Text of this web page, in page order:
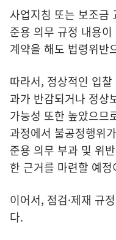
사업지침 또는 보조금
준용 의무 규정 내용
계약을 해도 법령위반
따라서, 정상적인 입
과가 반감되거나 정상
가능성 또한 높았으므
과정에서 불공정행위
준용 의무 부과 및 위
한 근거를 마련할 예정
이어서, 점검·제재 규
다.